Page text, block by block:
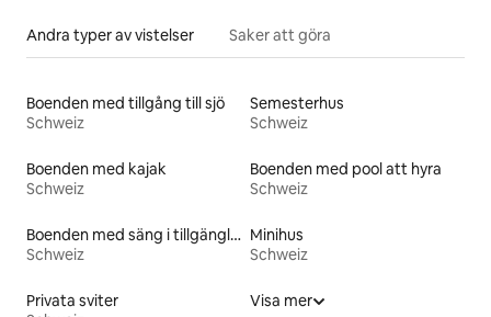
Andra typer av vistelser Saker att göra
Boenden med tillgång till sjö
Schweiz
Semesterhus
Schweiz
Boenden med kajak
Schweiz
Boenden med pool att hyra
Schweiz
Boenden med säng i tillgänglighetsanpassad höjd
Schweiz
Minihus
Schweiz
Privata sviter
Visa mer